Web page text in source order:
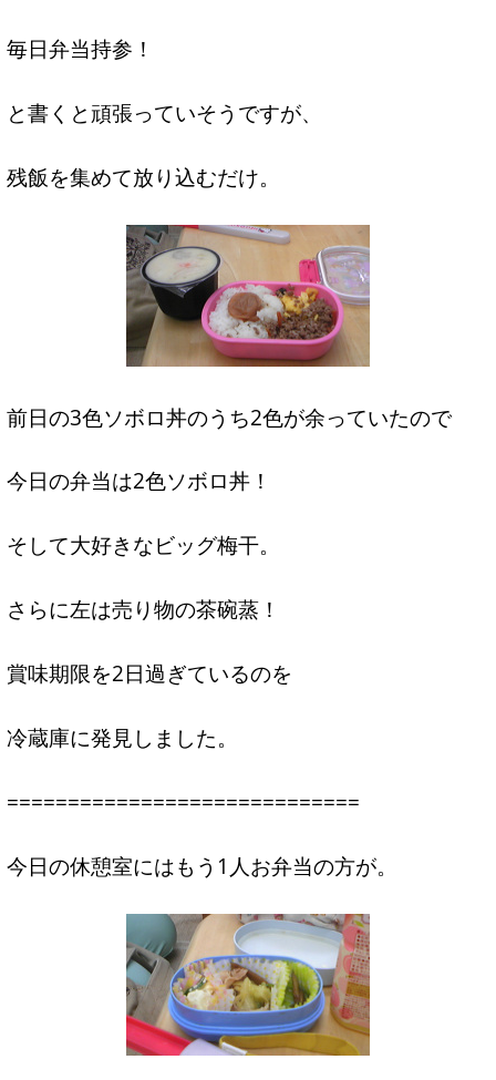
毎日弁当持参！
と書くと頑張っていそうですが、
残飯を集めて放り込むだけ。
前日の3色ソボロ丼のうち2色が余っていたので
今日の弁当は2色ソボロ丼！
そして大好きなビッグ梅干。
さらに左は売り物の茶碗蒸！
賞味期限を2日過ぎているのを
冷蔵庫に発見しました。
=============================
今日の休憩室にはもう1人お弁当の方が。